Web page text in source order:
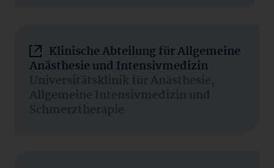
Klinische Abteilung für Allgemeine
Anästhesie und Intensivmedizin
Universitätsklinik für Anästhesie,
Allgemeine Intensivmedizin und
Schmerztherapie